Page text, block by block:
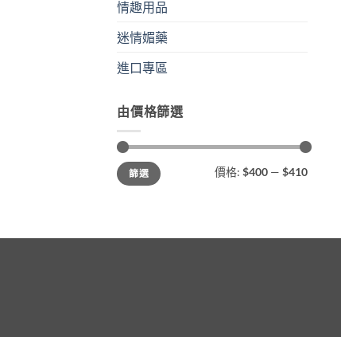
情趣用品
迷情媚藥
進口專區
由價格篩選
最
低
價
最
高
價
篩選 價格: $400 — $410